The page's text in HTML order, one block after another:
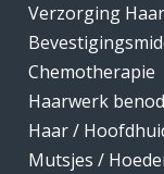
Hygiene
Kammen
Verzorging
Chemotherapie
Haarwerk
Haar /
Mutsjes /